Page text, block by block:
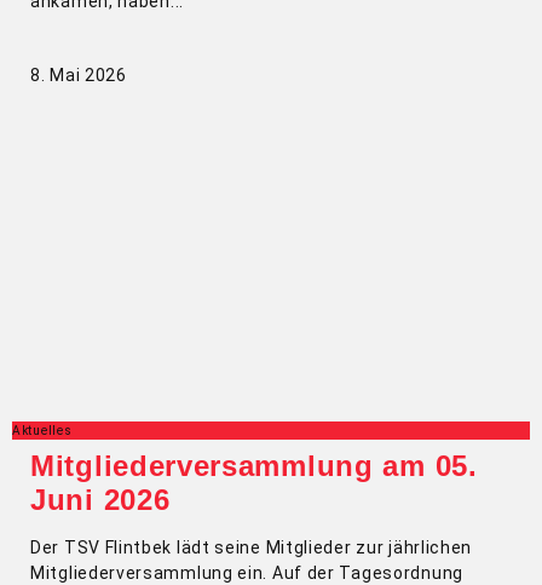
8. Mai 2026
Aktuelles
Mitgliederversammlung am 05.
Juni 2026
Der TSV Flintbek lädt seine Mitglieder zur jährlichen
Mitgliederversammlung ein. Auf der Tagesordnung